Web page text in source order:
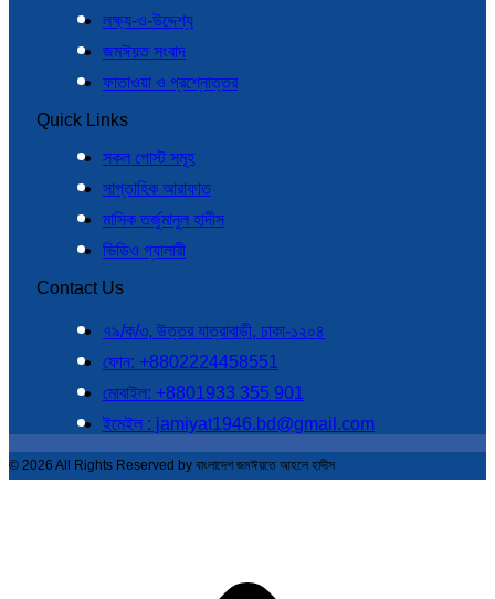
লক্ষ্য-ও-উদ্দেশ্য
জমঈয়ত সংবাদ
ফাতাওয়া ও প্রশ্নোত্তর
Quick Links
সকল পোস্ট সমূহ
সাপ্তাহিক আরাফাত
মাসিক তর্জুমানুল হাদীস
ভিডিও গ্যালারী
Contact Us
৭৯/ক/৩, উত্তর যাত্রাবাড়ী, ঢাকা-১২০৪
ফোন: +8802224458551
মোবাইল: +8801933 355 901
ইমেইল : jamiyat1946.bd@gmail.com
© 2026 All Rights Reserved by বাংলাদেশ জমঈয়তে আহলে হাদীস